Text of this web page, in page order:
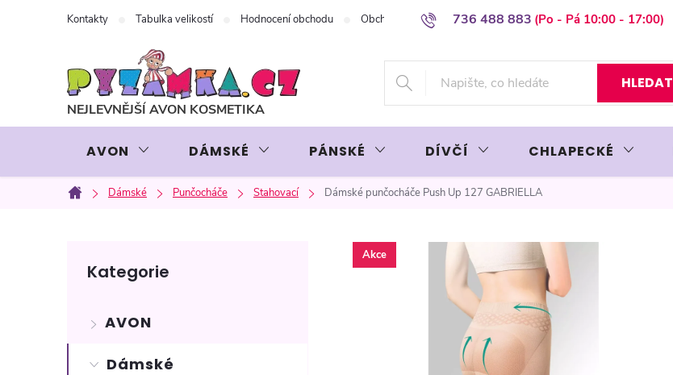
736 488 883
Kontakty Tabulka velikostí Hodnocení obchodu Obchodní podmínky Podmínky ochrany osobních údajů
HLEDAT
AVON DÁMSKÉ PÁNSKÉ DÍVČÍ CHLAPECKÉ
Domů
Dámské Punčocháče Stahovací Dámské punčocháče Push Up 127 GABRIELLA
s
kategorie
Kategorie
AVON
Dámské
Akce